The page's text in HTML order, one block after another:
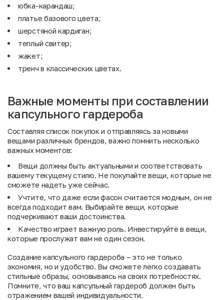
юбка-карандаш;
платье базового цвета;
шерстяной кардиган;
теплый свитер;
жакет;
тренч в классических цветах.
Важные моменты при составлении
капсульного гардероба
Составляя список покупок и отправляясь за новыми
вещами различных брендов, важно помнить несколько
важных моментов:
Вещи должны быть актуальными и соответствовать
вашему текущему стилю. Не покупайте вещи, которые не
сможете надеть уже сейчас.
Учтите, что даже если фасон считается модным, он не
всегда подходит вам. Выбирайте вещи, которые
подчеркивают ваши достоинства.
Качество играет важную роль. Инвестируйте в вещи,
которые прослужат вам не один сезон.
Создание капсульного гардероба – это не только
экономия, но и удобство. Вы сможете легко создавать
стильные образы, основываясь на своих потребностях.
Помните, что ваш капсульный гардероб должен быть
отражением вашей индивидуальности.